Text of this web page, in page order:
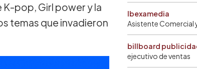
pop, Girl power y la
temas que invadieron
Ibexamedia
Asistente Comercial
billboard
ejecutivo de ventas